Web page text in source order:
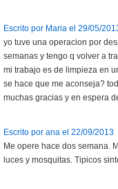
Escrito por Maria el 29/05/
yo tuve una operacion por
semanas y tengo q volver a
mi trabajo es de limpieza en
se hace que me aconseja?
muchas gracias y en espera
Escrito por ana el 22/09/2013
Me opere hace dos semana.
luces y mosquitas. Tipicos